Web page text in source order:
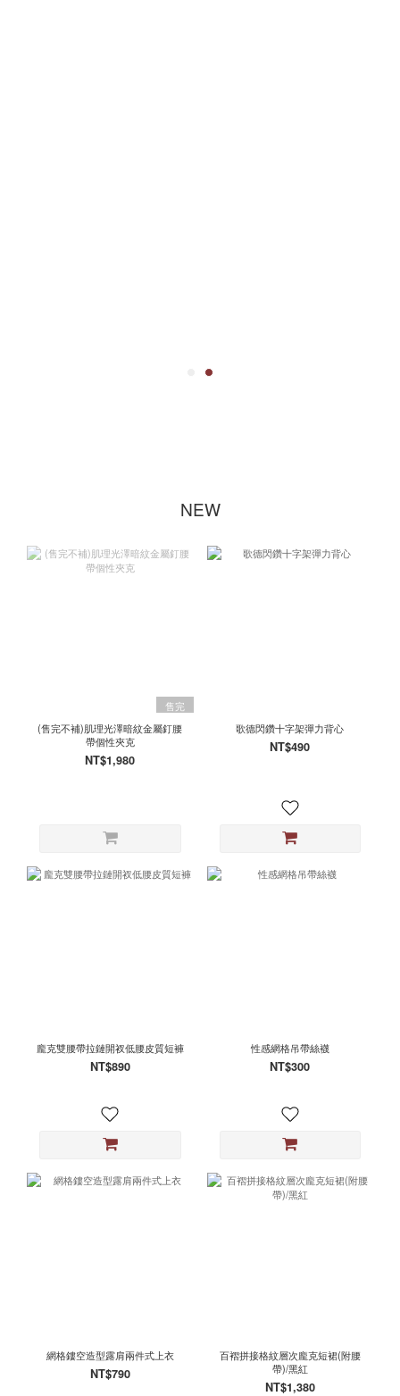
NEW
售完
(售完不補)肌理光澤暗紋金屬釘腰
帶個性夾克
NT$1,980
歌德閃鑽十字架彈力背心
NT$490
龐克雙腰帶拉鏈開衩低腰皮質短褲
NT$890
性感網格吊帶絲襪
NT$300
網格鏤空造型露肩兩件式上衣
NT$790
百褶拼接格紋層次龐克短裙(附腰
帶)/黑紅
NT$1,380